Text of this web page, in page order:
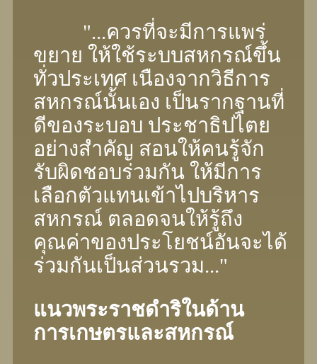
"...ควรที่จะมีการแพร่
ขยาย ให้ใช้ระบบสหกรณ์ขึ้น
ทั่วประเทศ เนืองจากวิธีการ
สหกรณ์นั้นเอง เป็นรากฐานที่
ดีของระบอบ ประชาธิปไตย
อย่างสําคัญ สอนให้คนรู้จัก
รับผิดชอบร่วมกัน ให้มีการ
เลือกตัวแทนเข้าไปบริหาร
สหกรณ์ ตลอดจนให้รู้ถึง
คุณค่าของประโยชน์อันจะได้
ร่วมกันเป็นส่วนรวม..."
แนวพระราชดำริในด้าน
การเกษตรและสหกรณ์